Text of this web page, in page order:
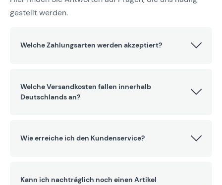
gestellt werden.
Welche Zahlungsarten werden akzeptiert?
Welche Versandkosten fallen innerhalb
Deutschlands an?
Wie erreiche ich den Kundenservice?
Kann ich nachträglich noch einen Artikel